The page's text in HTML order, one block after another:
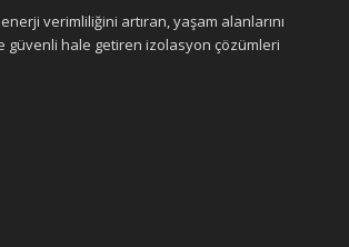
enerji verimliliğini artıran, yaşam alanlarını
güvenli hale getiren izolasyon çözümleri